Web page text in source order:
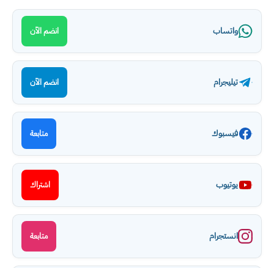
واتساب انضم الآن
تيليجرام انضم الآن
فيسبوك متابعة
يوتيوب اشتراك
انستجرام متابعة